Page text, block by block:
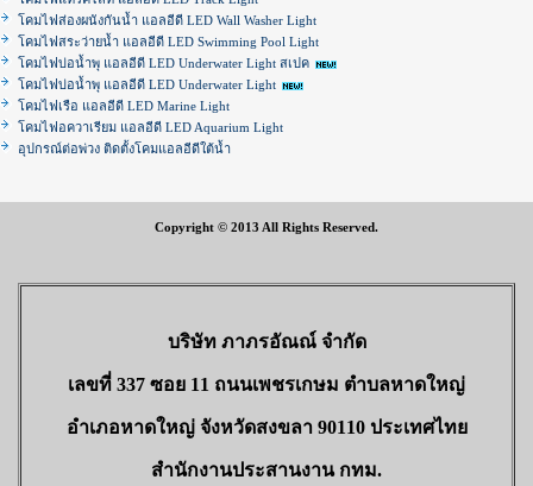
โคมไฟส่องผนังกันน้ำ แอลอีดี LED Wall Washer Light
โคมไฟสระว่ายน้ำ แอลอีดี LED Swimming Pool Light
โคมไฟบ่อน้ำพุ แอลอีดี LED Underwater Light สเปค
โคมไฟบ่อน้ำพุ แอลอีดี LED Underwater Light
โคมไฟเรือ แอลอีดี LED Marine Light
โคมไฟอควาเรียม แอลอีดี LED Aquarium Light
อุปกรณ์ต่อพ่วง ติดตั้งโคมแอลอีดีใต้น้ำ
Copyright © 2013 All Rights Reserved.
บริษัท ภาภรอัณณ์ จำกัด
เลขที่ 337 ซอย 11 ถนนเพชรเกษม ตำบลหาดใหญ่
อำเภอหาดใหญ่ จังหวัดสงขลา 90110 ประเทศไทย
สำนักงานประสานงาน กทม.